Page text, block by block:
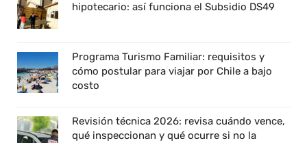
hipotecario: así funciona el Subsidio DS49
Programa Turismo Familiar: requisitos y
cómo postular para viajar por Chile a bajo
costo
Revisión técnica 2026: revisa cuándo vence,
qué inspeccionan y qué ocurre si no la